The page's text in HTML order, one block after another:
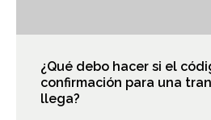
¿Qué debo hacer si el
confirmación para una
llega?